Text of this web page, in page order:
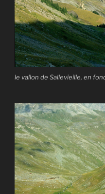
le vallon de Sallevieille, en